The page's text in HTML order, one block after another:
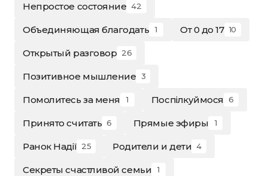
Непростое состояние 42
Объединяющая благодать 1 От 0 до 17 10
Открытый разговор 26
Позитивное мышление 3
Помолитесь за меня 1 Поспілкуймося 6
Принято считать 6 Прямые эфиры 1
Ранок Надії 25 Родители и дети 4
Секреты счастливой семьи 1